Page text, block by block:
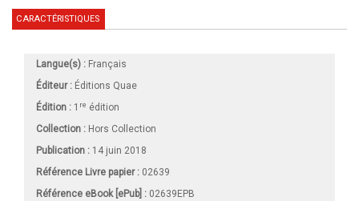
CARACTÉRISTIQUES
Langue(s) : Français
Éditeur : Éditions Quae
Édition : 1 re édition
Collection : Hors Collection
Publication : 14 juin 2018
Référence Livre papier : 02639
Référence eBook [ePub] : 02639EPB